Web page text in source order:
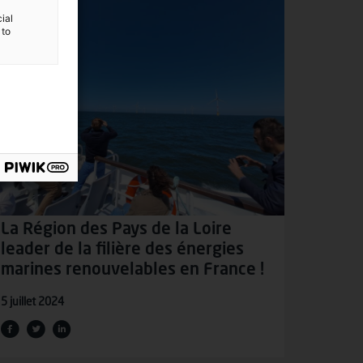
La Région des Pays de la Loire
leader de la filière des énergies
marines renouvelables en France !
5 juillet 2024
to